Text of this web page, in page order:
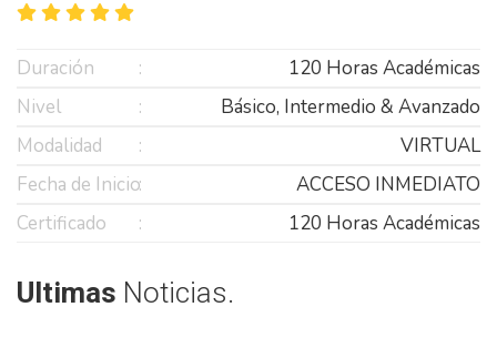
Duración
120 Horas Académicas
Nivel
Básico, Intermedio & Avanzado
Modalidad
VIRTUAL
Fecha de Inicio
ACCESO INMEDIATO
Certificado
120 Horas Académicas
Ultimas Noticias.